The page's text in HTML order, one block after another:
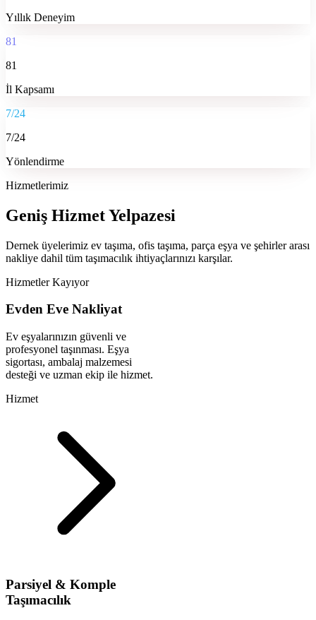
Yıllık Deneyim
81
81
İl Kapsamı
7/24
7/24
Yönlendirme
Hizmetlerimiz
Geniş Hizmet Yelpazesi
Dernek üyelerimiz ev taşıma, ofis taşıma, parça eşya ve şehirler arası
nakliye dahil tüm taşımacılık ihtiyaçlarınızı karşılar.
Hizmetler Kayıyor
Evden Eve Nakliyat
Ev eşyalarınızın güvenli ve
profesyonel taşınması. Eşya
sigortası, ambalaj malzemesi
desteği ve uzman ekip ile hizmet.
Hizmet
Parsiyel & Komple
Taşımacılık